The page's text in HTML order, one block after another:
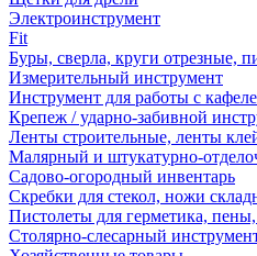
Электроинструмент
Fit
Буры, сверла, круги отрезные,
Измерительный инструмент
Инструмент для работы с
Крепеж / ударно-забивной
Ленты строительные, ленты
Малярный и штукатурно-
Садово-огородный инвентарь
Скребки для стекол, ножи
Пистолеты для герметика, пены,
Столярно-слесарный